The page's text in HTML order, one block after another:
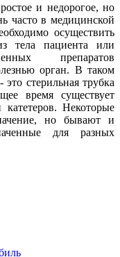
и недорогое, но
часто в медицинской
осуществить
тела пациента или
препаратов
орган. В таком
стерильная трубка
время существует
катетеров. Некоторые
но бывают и
для разных